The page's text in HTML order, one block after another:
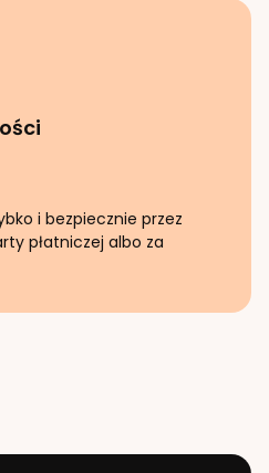
i bezpiecznie przez
płatniczej albo za